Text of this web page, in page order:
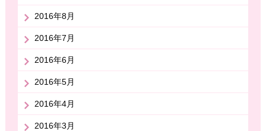
2016年8月
2016年7月
2016年6月
2016年5月
2016年4月
2016年3月